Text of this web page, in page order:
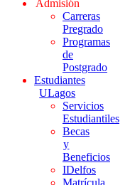
Admisión
Carreras
Pregrado
Programas
de
Postgrado
Estudiantes
ULagos
Servicios
Estudiantiles
Becas
y
Beneficios
IDelfos
Matrícula